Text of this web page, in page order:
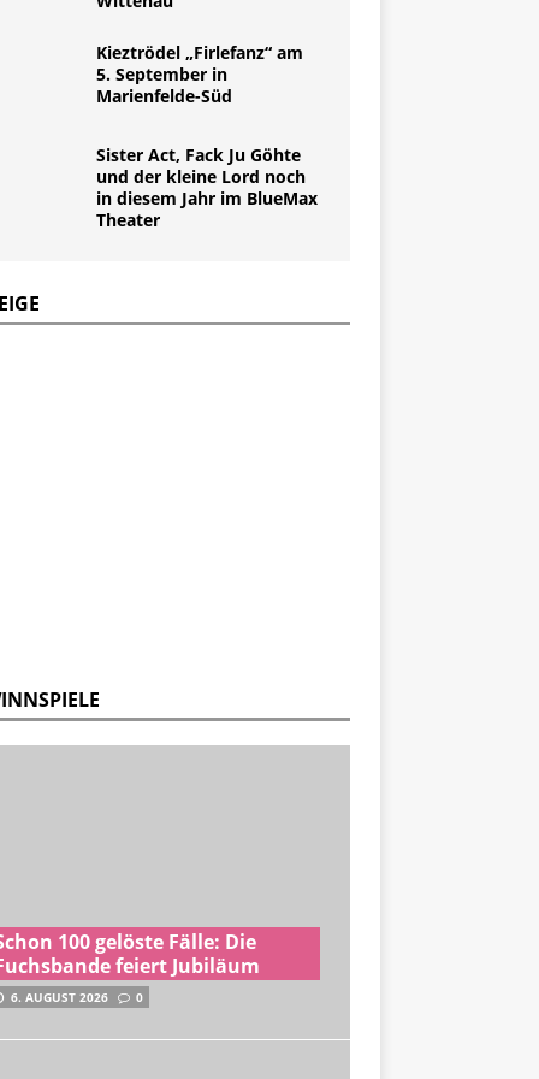
Kieztrödel „Firlefanz“ am
5. September in
Marienfelde-Süd
Sister Act, Fack Ju Göhte
und der kleine Lord noch
in diesem Jahr im BlueMax
Theater
100 gelöste Fälle: Die
feiert Jubiläum
6. AUGUST 2026 0